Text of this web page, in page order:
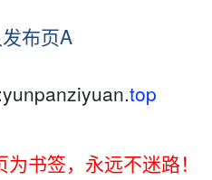
任何实质资源数据。
发布者所有，本站无法操作相关资
将在确认本文链接指向的资源存在侵
布页A
top
书签，永远不迷路！